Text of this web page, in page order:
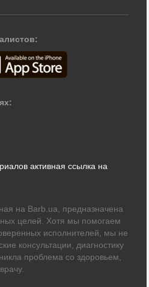
активная ссылка на
на Barb.ua, предназначена
целей. Хотя мы помогаем
исполнителей, мы не
консультации, диагностику
проблема со здоровьем,